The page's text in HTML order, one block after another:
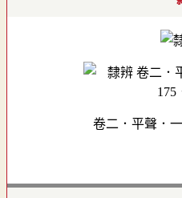
卷二．平聲．